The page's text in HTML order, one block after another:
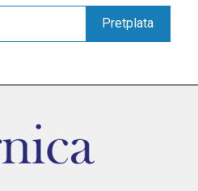
Pretplata